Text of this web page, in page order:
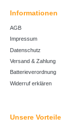
Unsere Vorteile
Informationen
AGB
Impressum
Datenschutz
Versand & Zahlung
Batterieverordnung
Widerruf erklären